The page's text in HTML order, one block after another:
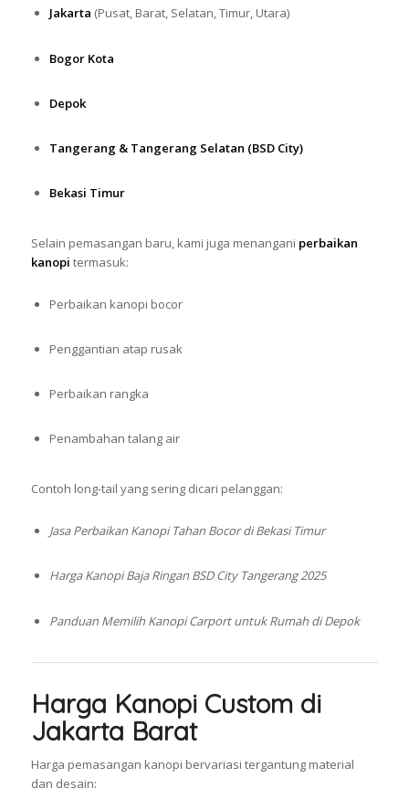
Jakarta (Pusat, Barat, Selatan, Timur, Utara)
Bogor Kota
Depok
Tangerang & Tangerang Selatan (BSD City)
Bekasi Timur
Selain pemasangan baru, kami juga menangani perbaikan
kanopi termasuk:
Perbaikan kanopi bocor
Penggantian atap rusak
Perbaikan rangka
Penambahan talang air
Contoh long-tail yang sering dicari pelanggan:
Jasa Perbaikan Kanopi Tahan Bocor di Bekasi Timur
Harga Kanopi Baja Ringan BSD City Tangerang 2025
Panduan Memilih Kanopi Carport untuk Rumah di Depok
Harga Kanopi Custom di
Jakarta Barat
Harga pemasangan kanopi bervariasi tergantung material
dan desain: